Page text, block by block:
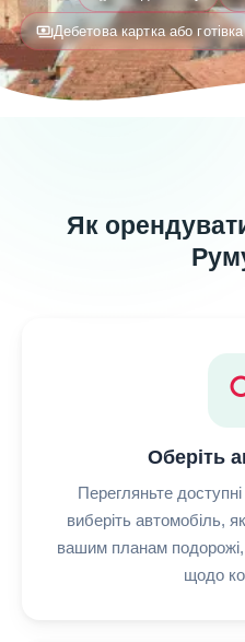
paymentsДебетова картка або готівка
Як
Оберіть
Перегляньте
виберіть автомобіль,
вашим планам
щодо